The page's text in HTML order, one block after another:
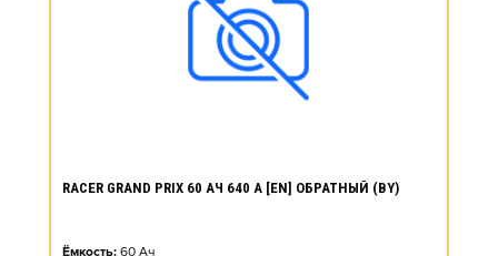
RACER GRAND PRIX 60 АЧ 640 А [EN] ОБРАТНЫЙ (BY)
Ёмкость: 60 Ач